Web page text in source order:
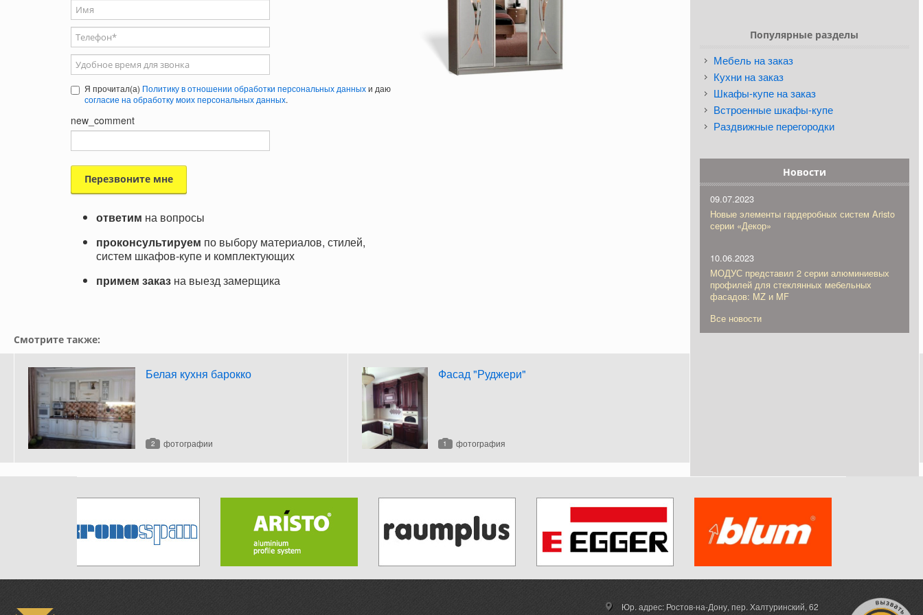
Ваше имя
Телефон*
Удобное время для звонка
Я прочитал(а) Политику в отношении обработки персональных данныхи даю
согласие на обработку моих персональных данных.
new_comment
ответим на вопросы
проконсультируем по выбору материалов, стилей,
систем шкафов-купе и комплектующих
примем заказна выезд замерщика
Смотрите также:
Белая кухня барокко
2 фотографии
Фасад "Руджери"
1 фотография
Популярные разделы
Мебель на заказ
Кухни на заказ
Шкафы-купе на заказ
Встроенные шкафы-купе
Раздвижные перегородки
Новости
09.07.2023
Новые элементы гардеробных систем Aristo
серии «Декор»
10.06.2023
МОДУС представил 2 серии алюминиевых
профилей для стеклянных мебельных
фасадов: MZ и MF
Все новости
Юр. адрес: Ростов-на-Дону,пер. Халтуринский, 62